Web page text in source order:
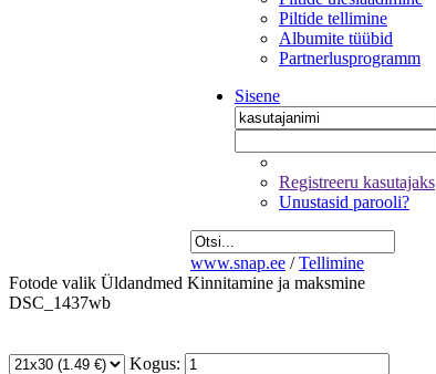
Piltide tellimine
Albumite tüübid
Partnerlusprogramm
Sisene
Registreeru kasutajaks
Unustasid parooli?
www.snap.ee / Tellimine
Fotode valik Üldandmed Kinnitamine ja maksmine
DSC_1437wb
Kogus: